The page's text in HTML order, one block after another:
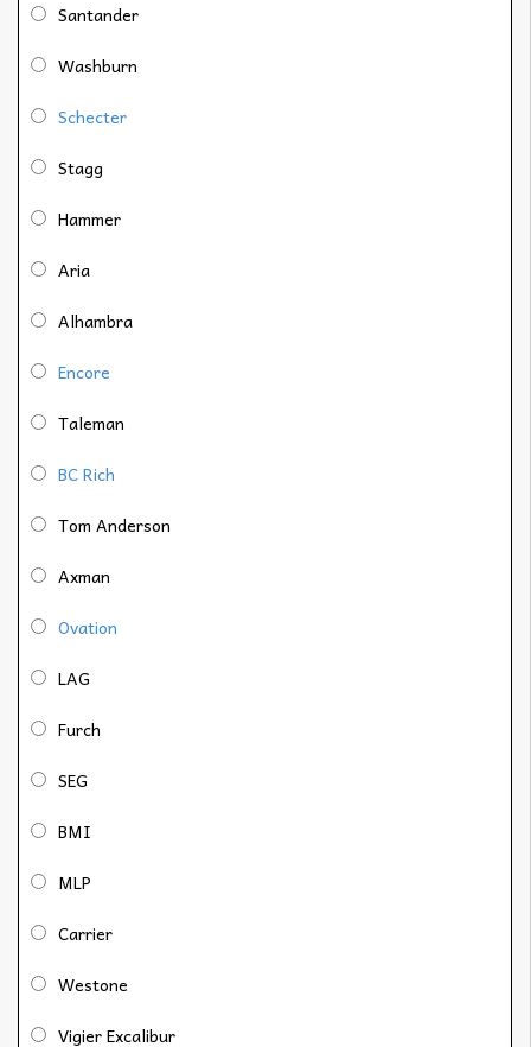
Santander
Washburn
Schecter
Stagg
Hammer
Aria
Alhambra
Encore
Taleman
BC Rich
Tom Anderson
Axman
Ovation
LAG
Furch
SEG
BMI
MLP
Carrier
Westone
Vigier Excalibur